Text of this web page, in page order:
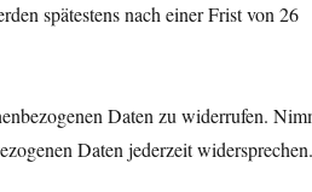
spätestens nach einer Frist von 26
Daten zu widerrufen.
Daten jederzeit